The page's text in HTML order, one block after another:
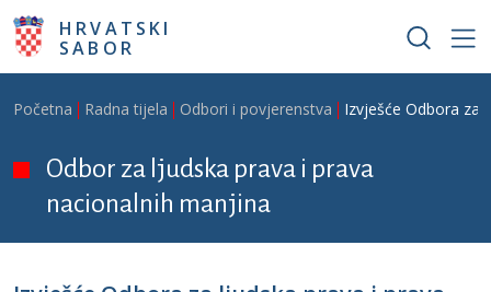
Skoči na glavni sadržaj
HRVATSKI
SABOR
Breadcrumb
Početna Radna tijela Odbori i povjerenstva Izvješće Odbora za
Odbor za ljudska prava i prava
nacionalnih manjina